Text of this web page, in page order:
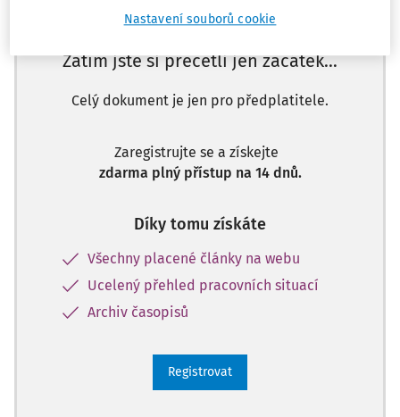
Zatím jste si přečetli jen začátek…
Celý dokument je jen pro předplatitele.
Zaregistrujte se a získejte
zdarma plný přístup na 14 dnů.
Díky tomu získáte
Všechny placené články na webu
Ucelený přehled pracovních situací
Archiv časopisů
Registrovat
Nastavení souborů cookie